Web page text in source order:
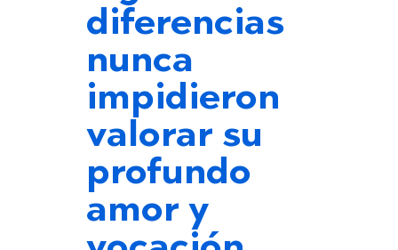
diferencias
nunca
impidieron
valorar su
profundo
amor y